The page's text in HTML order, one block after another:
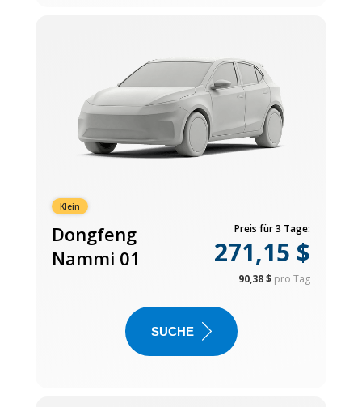
Klein
Dongfeng
Nammi 01
Preis für 3 Tage:
271,15 $
90,38 $ pro Tag
SUCHE